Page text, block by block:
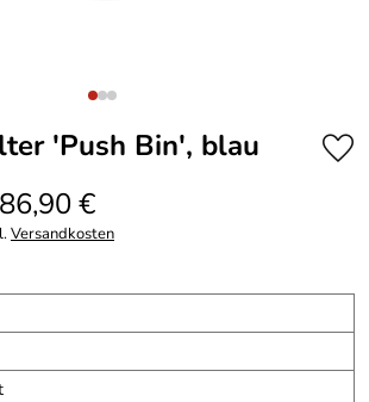
'Push Bin', blau
€
Versandkosten